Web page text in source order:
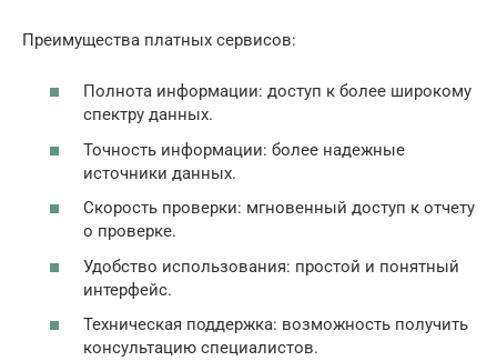
Преимущества платных сервисов:
Полнота информации: доступ к более широкому
спектру данных.
Точность информации: более надежные
источники данных.
Скорость проверки: мгновенный доступ к отчету
о проверке.
Удобство использования: простой и понятный
интерфейс.
Техническая поддержка: возможность получить
консультацию специалистов.